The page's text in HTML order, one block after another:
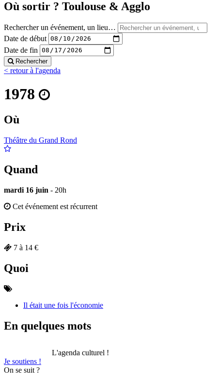
Où sortir ? Toulouse & Agglo
Rechercher un événement, un lieu…
Date de début
Date de fin
Rechercher
< retour à l'agenda
1978
Où
Théâtre du Grand Rond
Quand
mardi 16 juin - 20h
Cet événement est récurrent
Prix
7 à 14 €
Quoi
Il était une fois l'économie
En quelques mots
L'agenda culturel !
Je soutiens !
On se suit ?